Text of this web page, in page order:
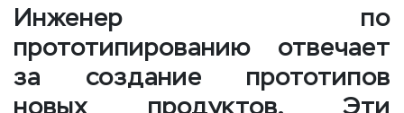
Инженер по
прототипированию отвечает
за создание прототипов
новых продуктов. Эти